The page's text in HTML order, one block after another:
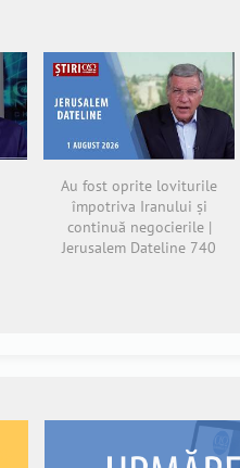
Au fost oprite loviturile
împotriva Iranului și
continuă negocierile |
Jerusalem Dateline 740